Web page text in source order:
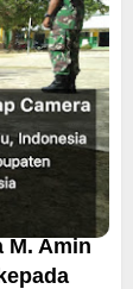
M. Amin